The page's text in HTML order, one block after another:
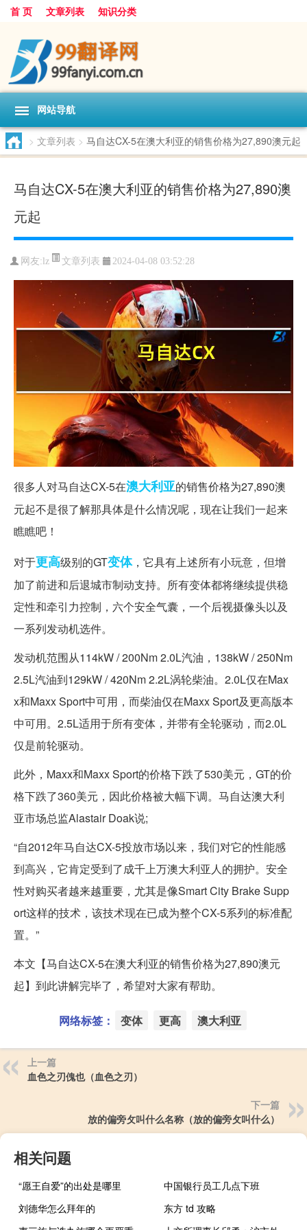
首 页 文章列表 知识分类
网站导航
> 文章列表 > 马自达CX-5在澳大利亚的销售价格为27,890澳元起
马自达CX-5在澳大利亚的销售价格为27,890澳
元起
网友: lz 文章列表 2024-04-08 03:52:28
很多人对马自达CX-5在澳大利亚的销售价格为27,890澳
元起不是很了解那具体是什么情况呢，现在让我们一起来
瞧瞧吧！
对于更高级别的GT变体，它具有上述所有小玩意，但增
加了前进和后退城市制动支持。所有变体都将继续提供稳
定性和牵引力控制，六个安全气囊，一个后视摄像头以及
一系列发动机选件。
发动机范围从114kW / 200Nm 2.0L汽油，138kW / 250Nm
2.5L汽油到129kW / 420Nm 2.2L涡轮柴油。2.0L仅在Max
x和Maxx Sport中可用，而柴油仅在Maxx Sport及更高版本
中可用。2.5L适用于所有变体，并带有全轮驱动，而2.0L
仅是前轮驱动。
此外，Maxx和Maxx Sport的价格下跌了530美元，GT的价
格下跌了360美元，因此价格被大幅下调。马自达澳大利
亚市场总监Alastair Doak说;
“自2012年马自达CX-5投放市场以来，我们对它的性能感
到高兴，它肯定受到了成千上万澳大利亚人的拥护。安全
性对购买者越来越重要，尤其是像Smart City Brake Supp
ort这样的技术，该技术现在已成为整个CX-5系列的标准配
置。”
本文【马自达CX-5在澳大利亚的销售价格为27,890澳元
起】到此讲解完毕了，希望对大家有帮助。
网络标签： 变体 更高 澳大利亚
上一篇
血色之刃傀也（血色之刃）
下一篇
放的偏旁攵叫什么名称（放的偏旁攵叫什么）
相关问题
“愿王自爱”的出处是哪里
中国银行员工几点下班
刘德华怎么拜年的
东方 td 攻略